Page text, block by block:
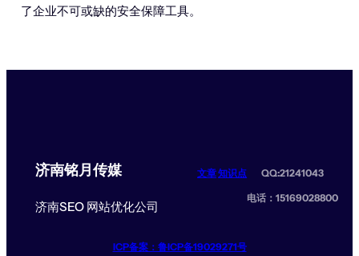
了企业不可或缺的安全保障工具。
济南铭月传媒
济南SEO 网站优化公司
文章知识点 QQ:21241043
电话：15169028800
ICP备案：鲁ICP备19029271号